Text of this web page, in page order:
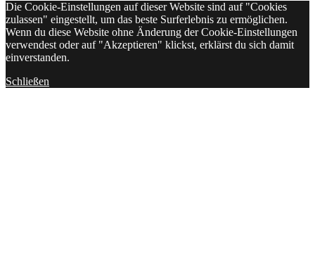
Die Cookie-Einstellungen auf dieser Website sind auf "Cookies
zulassen" eingestellt, um das beste Surferlebnis zu ermöglichen.
Wenn du diese Website ohne Änderung der Cookie-Einstellungen
verwendest oder auf "Akzeptieren" klickst, erklärst du sich damit
einverstanden.
Schließen